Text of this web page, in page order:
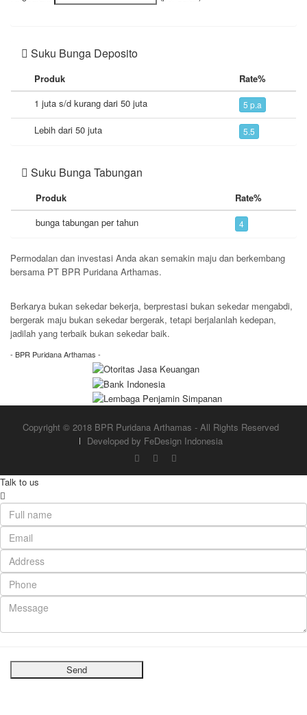
Suku Bunga Deposito
Produk
Rate%
1 juta s/d kurang dari 50 juta
5 p.a
Lebih dari 50 juta 5.5
Suku Bunga Tabungan
Produk
Rate%
bunga tabungan per tahun
4
Permodalan dan investasi Anda akan semakin maju dan berkembang
bersama PT BPR Puridana Arthamas.
Berkarya bukan sekedar bekerja, berprestasi bukan sekedar mengabdi,
bergerak maju bukan sekedar bergerak, tetapi berjalanlah kedepan,
jadilah yang terbaik bukan sekedar baik.
- BPR Puridana Arthamas -
Copyright © 2018 BPR Puridana Arthamas - All Rights Reserved
Developed by FeDesign Indonesia
Talk to us
Send